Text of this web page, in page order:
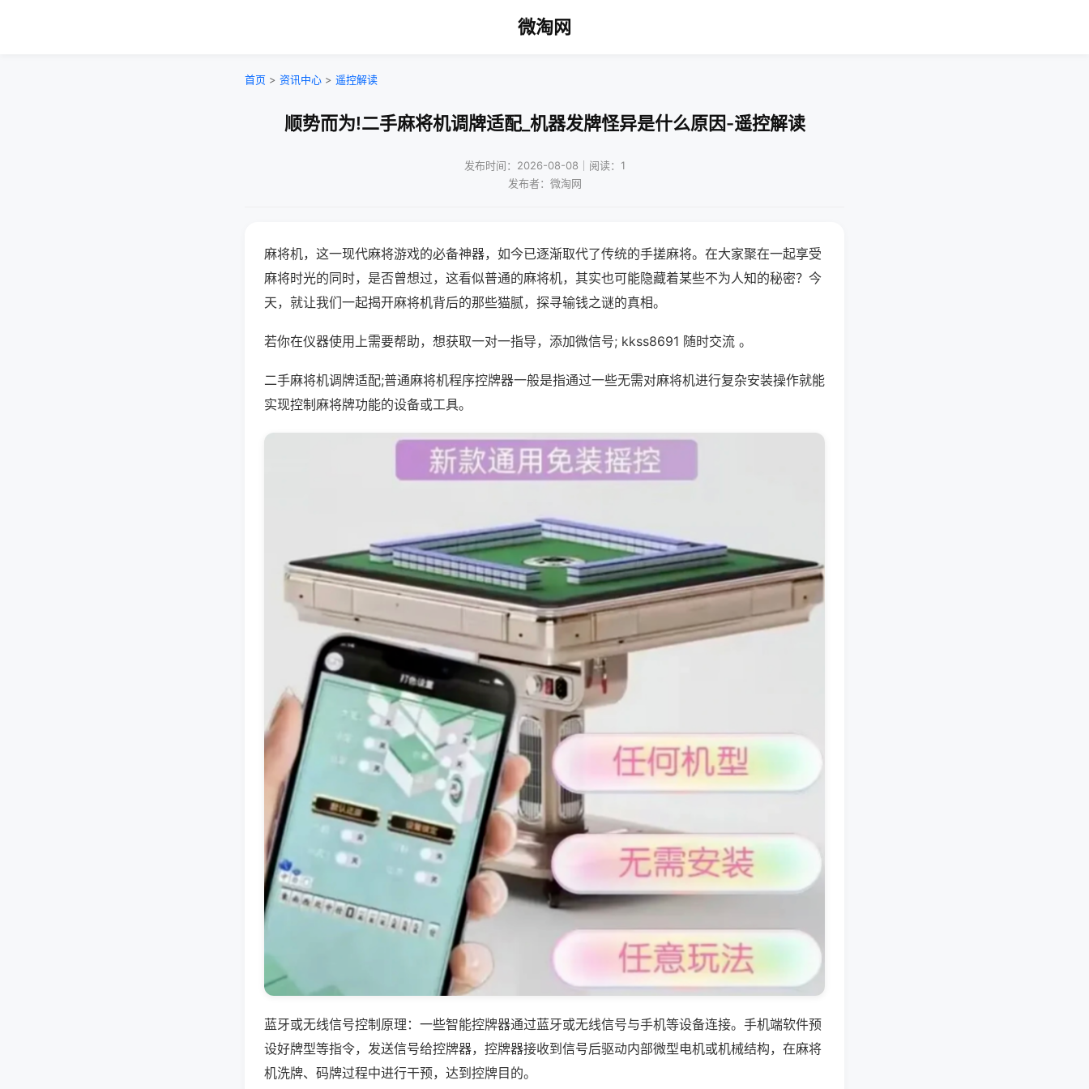
微淘网
首页 > 资讯中心 > 遥控解读
顺势而为!二手麻将机调牌适配_机器发牌怪异是什么原因-遥控解读
发布时间：2026-08-08｜阅读：1
发布者：微淘网
麻将机，这一现代麻将游戏的必备神器，如今已逐渐取代了传统的手搓麻将。在大家聚在一起享受
麻将时光的同时，是否曾想过，这看似普通的麻将机，其实也可能隐藏着某些不为人知的秘密？今
天，就让我们一起揭开麻将机背后的那些猫腻，探寻输钱之谜的真相。
若你在仪器使用上需要帮助，想获取一对一指导，添加微信号; kkss8691 随时交流 。
二手麻将机调牌适配;普通麻将机程序控牌器一般是指通过一些无需对麻将机进行复杂安装操作就能
实现控制麻将牌功能的设备或工具。
蓝牙或无线信号控制原理：一些智能控牌器通过蓝牙或无线信号与手机等设备连接。手机端软件预
设好牌型等指令，发送信号给控牌器，控牌器接收到信号后驱动内部微型电机或机械结构，在麻将
机洗牌、码牌过程中进行干预，达到控牌目的。